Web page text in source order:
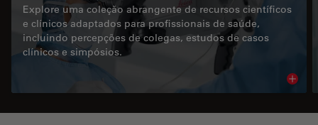
Explore uma coleção abrangente de recursos científicos
e clínicos adaptados para profissionais de saúde,
incluindo percepções de colegas, estudos de casos
clínicos e simpósios.